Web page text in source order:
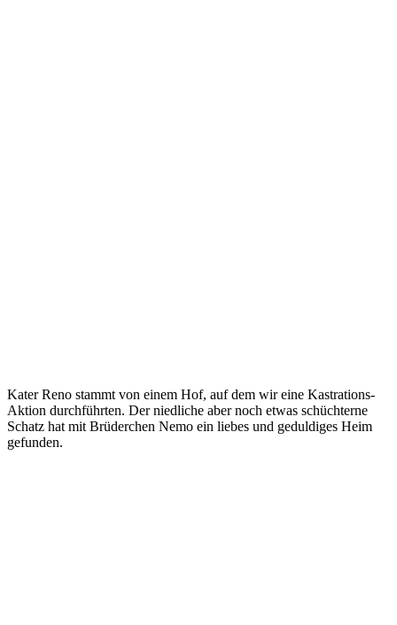
Kater Reno stammt von einem Hof, auf dem wir eine Kastrations-
Aktion durchführten. Der niedliche aber noch etwas schüchterne
Schatz hat mit Brüderchen Nemo ein liebes und geduldiges Heim
gefunden.